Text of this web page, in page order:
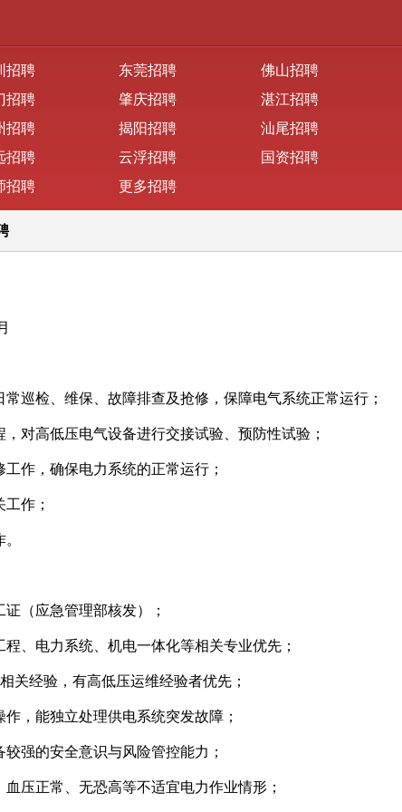
招聘 东莞招聘 佛山招聘
招聘 肇庆招聘 湛江招聘
招聘 揭阳招聘 汕尾招聘
招聘 云浮招聘 国资招聘
招聘 更多招聘
巡检、维保、故障排查及抢修，保障电气系统正常运行；
对高低压电气设备进行交接试验、预防性试验；
作，确保电力系统的正常运行；
作；
（应急管理部核发）；
、电力系统、机电一体化等相关专业优先；
关经验，有高低压运维经验者优先；
，能独立处理供电系统突发故障；
强的安全意识与风险管控能力；
压正常、无恐高等不适宜电力作业情形；